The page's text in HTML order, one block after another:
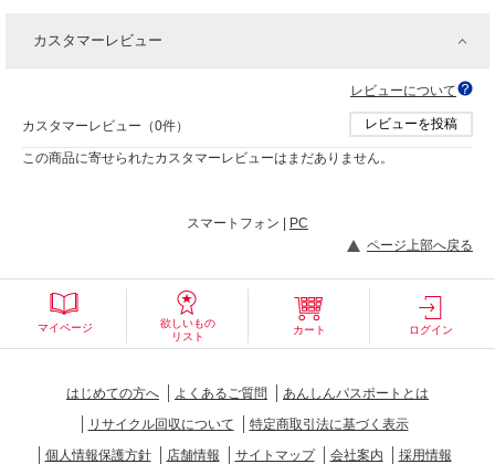
カスタマーレビュー
レビューについて
カスタマーレビュー（0件） レビューを投稿
この商品に寄せられたカスタマーレビューはまだありません。
スマートフォン |
PC
ページ上部へ戻る
マイページ
欲しいもの
リスト
カート ログイン
はじめての方へ よくあるご質問
あんしんパスポートとは
リサイクル回収について
特定商取引法に基づく表示
個人情報保護方針
店舗情報 サイトマップ 会社案内 採用情報